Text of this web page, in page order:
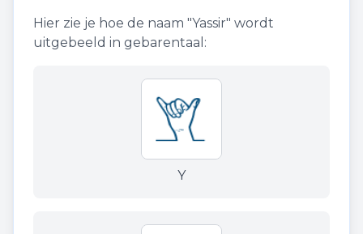
Hier zie je hoe de naam "Yassir" wordt
uitgebeeld in gebarentaal:
Y